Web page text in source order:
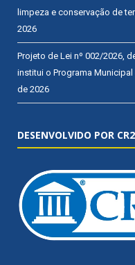
limpeza e conservação de
2026
Projeto de Lei nº 002/2026,
institui o Programa
de 2026
DESENVOLVIDO POR CR2